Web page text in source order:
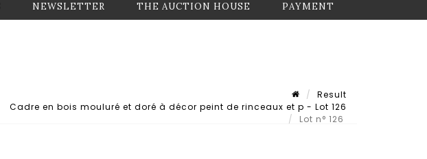
NEWSLETTER THE AUCTION HOUSE PAYMENT
Result
Cadre en bois mouluré et doré à décor peint de rinceaux et p - Lot 126
Lot n° 126